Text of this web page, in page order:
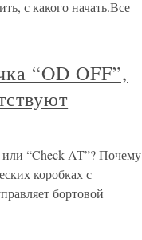
с какого начать.Все
“OD OFF”,
“Check AT”? Почему
коробках с
бортовой